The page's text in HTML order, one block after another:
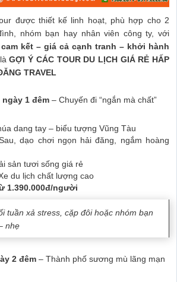
được thiết kế linh hoạt, phù hợp cho 2
nhóm bạn hay nhân viên công ty, với
kết – giá cả cạnh tranh – khởi hành
GỢI Ý CÁC TOUR DU LỊCH GIÁ RẺ HẤP
TRAVEL
ngày 1 đêm – Chuyến đi “ngắn mà chất”
dang tay – biểu tượng Vũng Tàu
dạo chơi ngọn hải đăng, ngắm hoàng
sản tươi sống giá rẻ
du lịch chất lượng cao
1.390.000đ/người
tuần xả stress, cặp đôi hoặc nhóm bạn
nhẹ
2 đêm – Thành phố sương mù lãng mạn